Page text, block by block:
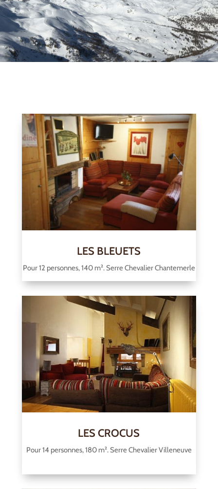
LES BLEUETS
Pour 12 personnes, 140 m². Serre Chevalier Chantemerle
LES CROCUS
Pour 14 personnes, 180 m². Serre Chevalier Villeneuve